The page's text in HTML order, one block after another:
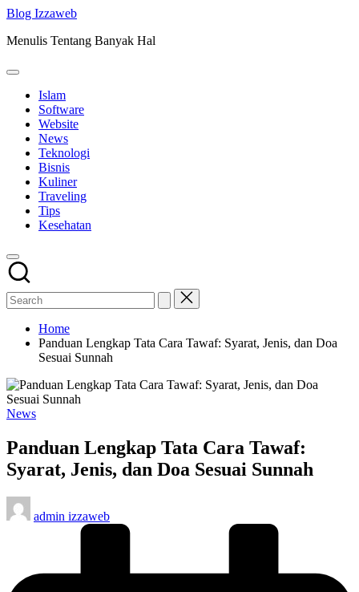
Skip
content
Blog Izzaweb
Menulis Tentang Banyak Hal
Islam
Software
Website
News
Teknologi
Bisnis
Kuliner
Traveling
Tips
Kesehatan
Home
Panduan Lengkap Tata Cara Tawaf: Syarat, Jenis, dan Doa
Sesuai Sunnah
Posted
News
Panduan Lengkap Tata Cara Tawaf:
Syarat, Jenis, dan Doa Sesuai Sunnah
Posted
by
admin izzaweb